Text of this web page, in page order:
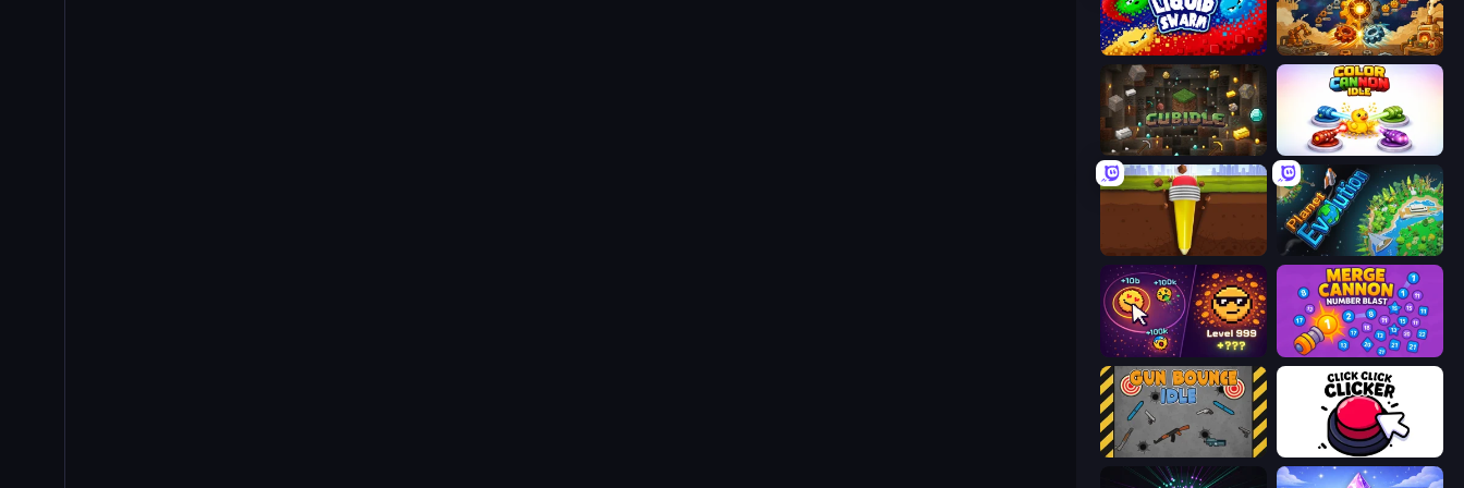
Liquid Swarm Gear Factory
Cubidle Color Cannon Idle
Pen Dig Planet Evolution: Idle Clicker
Dominate All Shapes
Gun Bounce Idle Click Click Clicker